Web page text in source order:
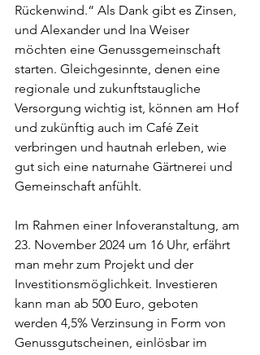
Rückenwind.“ Als Dank gibt es Zinsen,
und Alexander und Ina Weiser
möchten eine Genussgemeinschaft
starten. Gleichgesinnte, denen eine
regionale und zukunftstaugliche
Versorgung wichtig ist, können am Hof
und zukünftig auch im Café Zeit
verbringen und hautnah erleben, wie
gut sich eine naturnahe Gärtnerei und
Gemeinschaft anfühlt.
Im Rahmen einer Infoveranstaltung, am
23. November 2024 um 16 Uhr, erfährt
man mehr zum Projekt und der
Investitionsmöglichkeit. Investieren
kann man ab 500 Euro, geboten
werden 4,5% Verzinsung in Form von
Genussgutscheinen, einlösbar im